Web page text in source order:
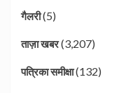
गैलरी(5)
ताज़ा खबर(3,207)
पत्रिका समीक्षा(132)